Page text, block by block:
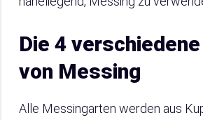
Die 4
von Messing
Alle Messingarten werden aus